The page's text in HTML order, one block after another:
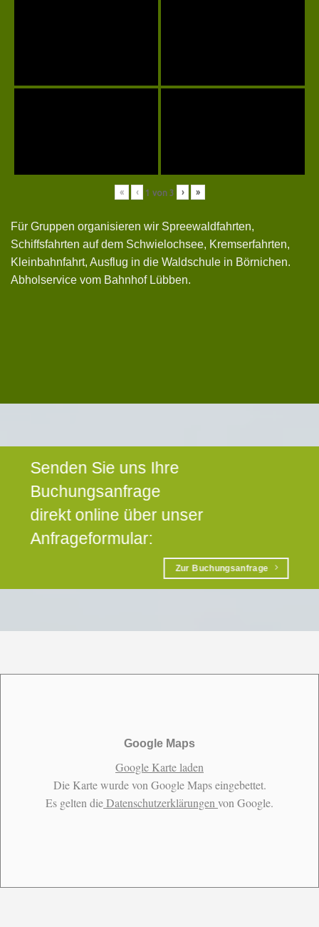
« ‹ 1 von 3 › »
Für Gruppen organisieren wir Spreewaldfahrten,
Schiffsfahrten auf dem Schwielochsee, Kremserfahrten,
Kleinbahnfahrt, Ausflug in die Waldschule in Börnichen.
Abholservice vom Bahnhof Lübben.
Senden Sie uns Ihre
Buchungsanfrage
direkt online über unser
Anfrageformular:
Zur Buchungsanfrage
Google Maps
Google Karte laden
Die Karte wurde von Google Maps eingebettet.
Es gelten dieDatenschutzerklärungen von Google.